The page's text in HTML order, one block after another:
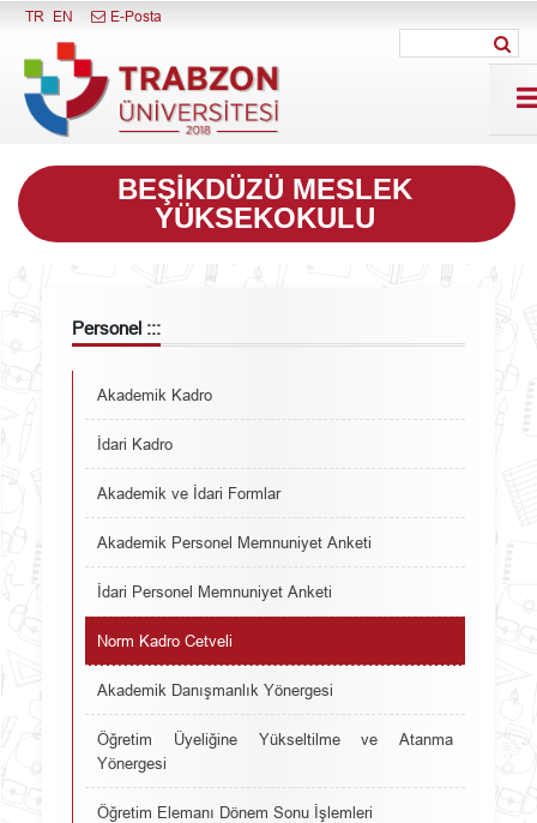
Menüyü Kapat
TR EN E-Posta
BEŞIKDÜZÜ MESLEK
YÜKSEKOKULU
Personel :::
Akademik Kadro
İdari Kadro
Akademik ve İdari Formlar
Akademik Personel Memnuniyet Anketi
İdari Personel Memnuniyet Anketi
Norm Kadro Cetveli
Akademik Danışmanlık Yönergesi
Öğretim Üyeliğine Yükseltilme ve Atanma
Yönergesi
Öğretim Elemanı Dönem Sonu İşlemleri